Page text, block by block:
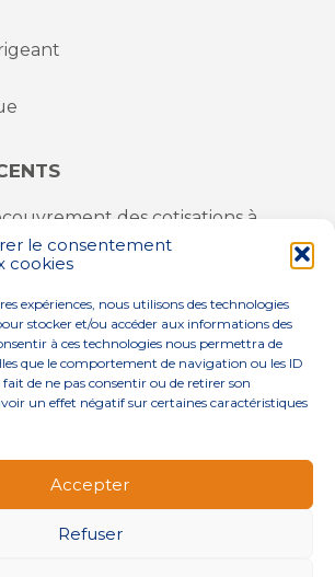
le consentement
cookies
expériences, nous utilisons des technologies
stocker et/ou accéder aux informations des
à ces technologies nous permettra de
que le comportement de navigation ou les ID
fait de ne pas consentir ou de retirer son
un effet négatif sur certaines caractéristiques
Accepter
Refuser
des cotisations à
: annulation de la
de l’air dans les ERP
sur les dernières évolutions
NOUS ?
ACTUALITÉS CONTACT